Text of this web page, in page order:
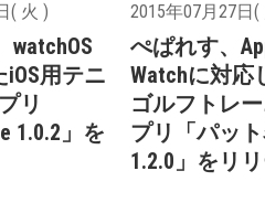
( 火 )
watchOS
用テニ
リ
1.0.2」を
2015年07月27日(
ぺぱれす、
Watchに対応
ゴルフトレ
プリ「パッ
1.2.0」をリ